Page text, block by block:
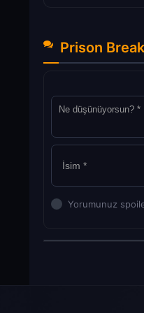
Prison
Yorumunuz